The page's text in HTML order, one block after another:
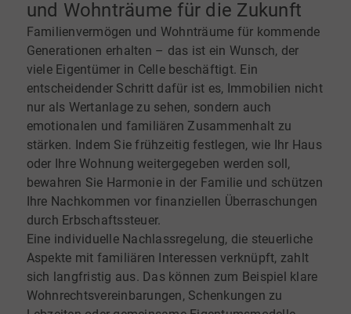
und Wohnträume für die Zukunft
Familienvermögen und Wohnträume für kommende
Generationen erhalten – das ist ein Wunsch, der
viele Eigentümer in Celle beschäftigt. Ein
entscheidender Schritt dafür ist es, Immobilien nicht
nur als Wertanlage zu sehen, sondern auch
emotionalen und familiären Zusammenhalt zu
stärken. Indem Sie frühzeitig festlegen, wie Ihr Haus
oder Ihre Wohnung weitergegeben werden soll,
bewahren Sie Harmonie in der Familie und schützen
Ihre Nachkommen vor finanziellen Überraschungen
durch Erbschaftssteuer.
Eine individuelle Nachlassregelung, die steuerliche
Aspekte mit familiären Interessen verknüpft, zahlt
sich langfristig aus. Das können zum Beispiel klare
Wohnrechtsvereinbarungen, Schenkungen zu